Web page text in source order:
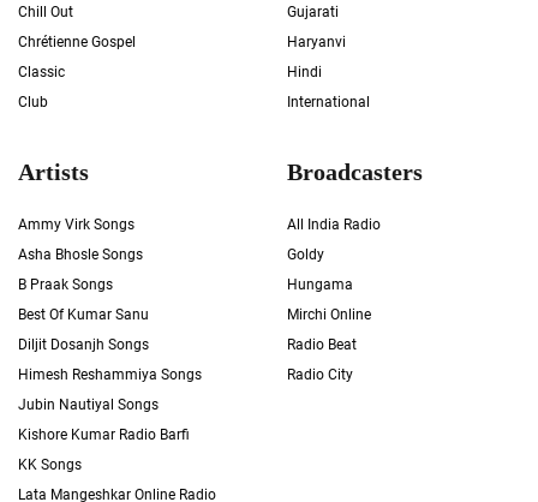
Chill Out
Chrétienne Gospel
Classic
Club
Gujarati
Haryanvi
Hindi
International
Artists
Ammy Virk Songs
Asha Bhosle Songs
B Praak Songs
Best Of Kumar Sanu
Diljit Dosanjh Songs
Himesh Reshammiya Songs
Jubin Nautiyal Songs
Kishore Kumar Radio Barfi
KK Songs
Lata Mangeshkar Online Radio
Broadcasters
All India Radio
Goldy
Hungama
Mirchi Online
Radio Beat
Radio City